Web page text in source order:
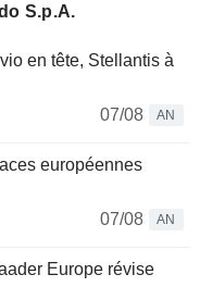
S.p.A.
en tête, Stellantis à
07/08
AN
européennes
07/08
AN
Europe révise